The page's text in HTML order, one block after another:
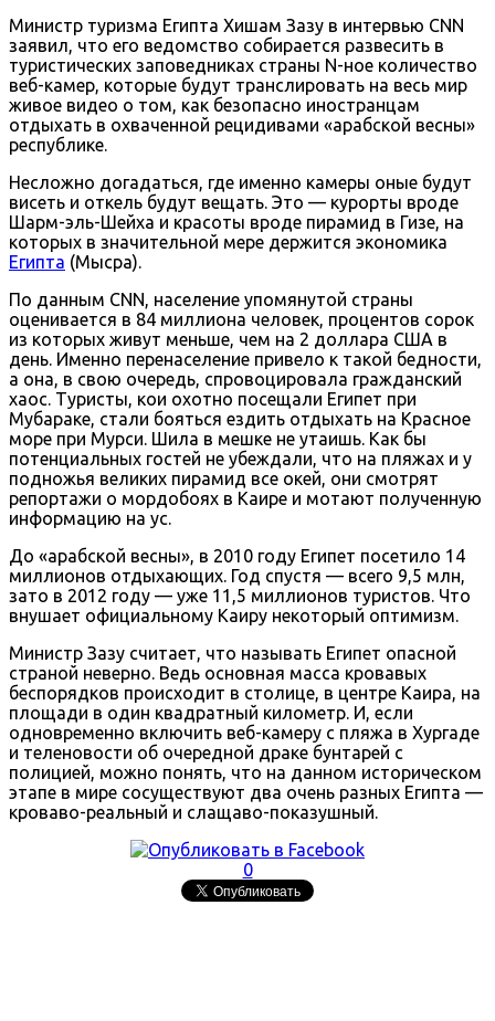
Министр туризма Египта Хишам Зазу в интервью CNN
заявил, что его ведомство собирается развесить в
туристических заповедниках страны N-ное количество
веб-камер, которые будут транслировать на весь мир
живое видео о том, как безопасно иностранцам
отдыхать в охваченной рецидивами «арабской весны»
республике.
Несложно догадаться, где именно камеры оные будут
висеть и откель будут вещать. Это — курорты вроде
Шарм-эль-Шейха и красоты вроде пирамид в Гизе, на
которых в значительной мере держится экономика
Египта (Мысра).
По данным CNN, население упомянутой страны
оценивается в 84 миллиона человек, процентов сорок
из которых живут меньше, чем на 2 доллара США в
день. Именно перенаселение привело к такой бедности,
а она, в свою очередь, спровоцировала гражданский
хаос. Туристы, кои охотно посещали Египет при
Мубараке, стали бояться ездить отдыхать на Красное
море при Мурси. Шила в мешке не утаишь. Как бы
потенциальных гостей не убеждали, что на пляжах и у
подножья великих пирамид все окей, они смотрят
репортажи о мордобоях в Каире и мотают полученную
информацию на ус.
До «арабской весны», в 2010 году Египет посетило 14
миллионов отдыхающих. Год спустя — всего 9,5 млн,
зато в 2012 году — уже 11,5 миллионов туристов. Что
внушает официальному Каиру некоторый оптимизм.
Министр Зазу считает, что называть Египет опасной
страной неверно. Ведь основная масса кровавых
беспорядков происходит в столице, в центре Каира, на
площади в один квадратный километр. И, если
одновременно включить веб-камеру с пляжа в Хургаде
и теленовости об очередной драке бунтарей с
полицией, можно понять, что на данном историческом
этапе в мире сосуществуют два очень разных Египта —
кроваво-реальный и слащаво-показушный.
0